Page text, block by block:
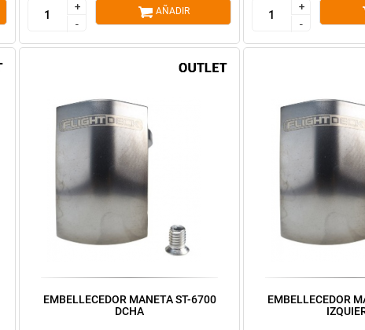
+
-
+
-
AÑADIR
+
-
+
-
EMBELLECEDOR MANETA ST-6700
DCHA
EMBELLECEDOR